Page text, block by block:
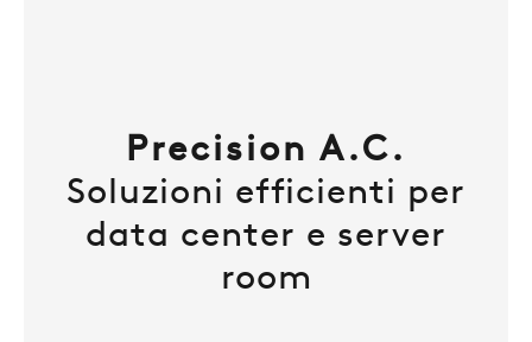
Precision A.C.
Soluzioni efficienti per
data center e server
room